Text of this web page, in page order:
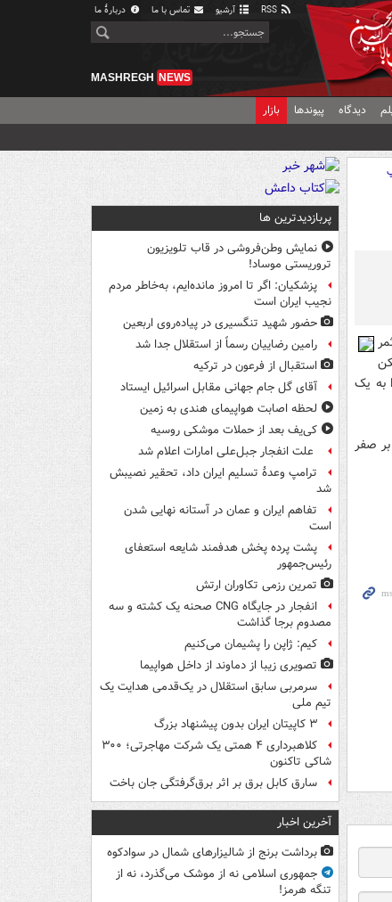
آرشیو تماس با ما دربارهٔ ما
MASHREGH NEWS
دیدگاه پیوندها بازار
به یک
تیم فوتبال استقلال در دیدار پایانی هفته بیست و ششم رقابتهای لیگ برتر برابر سایپا 2 بر صفر
پربازدیدترین ها
نمایش وطن‌فروشی در قاب تلویزیون
تروریستی موساد!
پزشکیان: اگر تا امروز مانده‌ایم، به‌خاطر مردم
نجیب ایران است
حضور شهید تنگسیری در پیاده‌روی اربعین
رامین رضاییان رسماً از استقلال جدا شد
استقبال از فرعون در ترکیه
آقای گل جام جهانی مقابل اسرائیل ایستاد
لحظه اصابت هواپیمای هندی به زمین
کی‌یف بعد از حملات موشکی روسیه
علت انفجار جبل‌علی امارات اعلام شد
ترامپ وعدۀ تسلیم ایران داد، تحقیر نصیبش
شد
تفاهم ایران و عمان در آستانه نهایی شدن
است
پشت پرده پخش هدفمند شایعه استعفای
رئیس‌جمهور
تمرین رزمی تکاوران ارتش
انفجار در جایگاه CNG صحنه یک کشته و سه
مصدوم برجا گذاشت
کیم: ژاپن را پشیمان می‌کنیم
تصویری زیبا از دماوند از داخل هواپیما
سرمربی سابق استقلال در یک‌قدمی هدایت یک
تیم ملی
۳ کاپیتان ایران بدون پیشنهاد بزرگ
کلاهبرداری ۴ همتی یک شرکت مهاجرتی؛ ۳۰۰
شاکی تاکنون
سارق کابل برق بر اثر برق‌گرفتگی جان باخت
آخرین اخبار
برداشت برنج از شالیزارهای شمال در سوادکوه
جمهوری اسلامی نه از موشک می‌گذرد، نه از
تنگه هرمز!